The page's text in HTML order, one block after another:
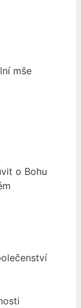
mše
o Bohu